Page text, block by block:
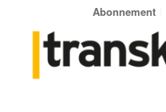
Abonnement